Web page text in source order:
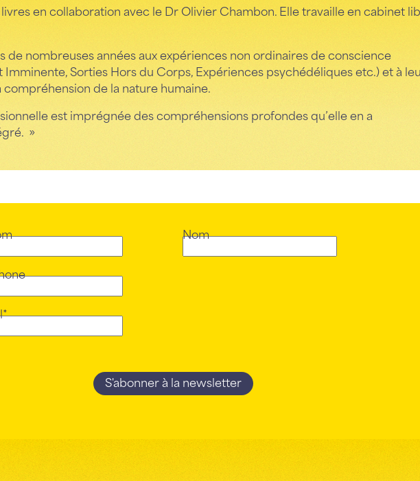
en collaboration avec le Dr Olivier Chambon. Elle travaille en cabinet
de nombreuses années aux expériences non ordinaires de conscience
Sorties Hors du Corps, Expériences psychédéliques etc.) et à
de la nature humaine.
est imprégnée des compréhensions profondes qu’elle en a
»
Nom